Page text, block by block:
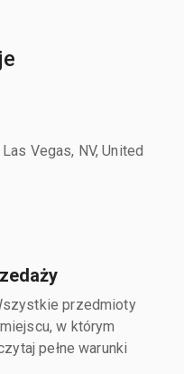
Vegas, NV, United
przedmioty
w którym
pełne warunki